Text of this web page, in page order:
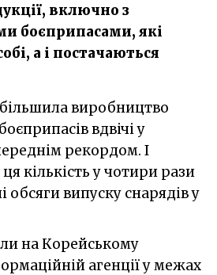
включно з
боєприпасами, які
а і постачаються
вдвічі у
рекордом. І
кількість у чотири рази
обсяги випуску снарядів у
на Корейському
агенції у межах